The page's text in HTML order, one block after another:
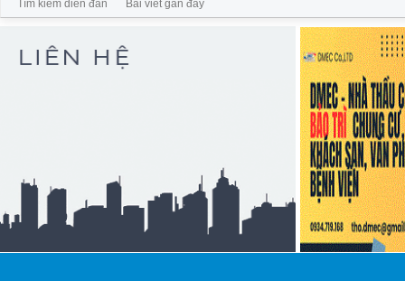
Tìm kiếm diễn đàn Bài viết gần đây